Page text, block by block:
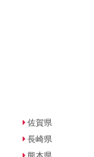
佐賀県
長崎県